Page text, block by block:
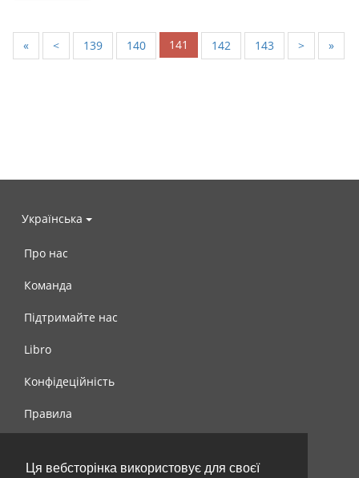
Ця вебсторінка використовує для своєї
« < 139 140 141 142 143 > »
Українська
Про нас
Команда
Підтримайте нас
Libro
Конфідеційність
Правила